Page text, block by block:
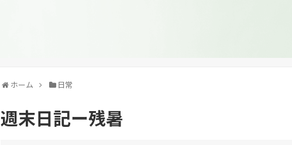
ホーム 日常
週末日記ー残暑